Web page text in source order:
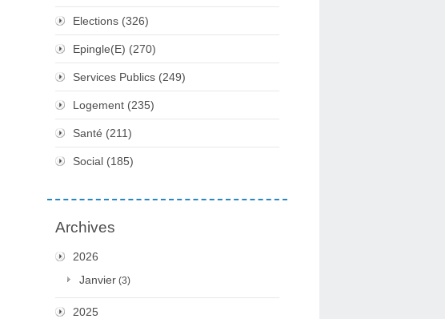
Elections (326)
Epingle(e) (270)
Services Publics (249)
Logement (235)
Santé (211)
Social (185)
Archives
2026
Janvier (3)
2025